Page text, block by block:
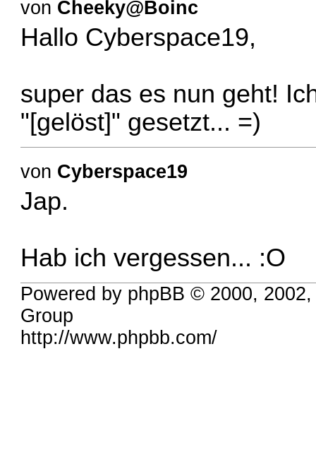
von Cheeky@Boinc
Hallo Cyberspace19,
super das es nun geht!
"[gelöst]" gesetzt... =)
von Cyberspace19
Jap.
Hab ich vergessen... :O
Powered by phpBB © 2000,
Group
http://www.phpbb.com/